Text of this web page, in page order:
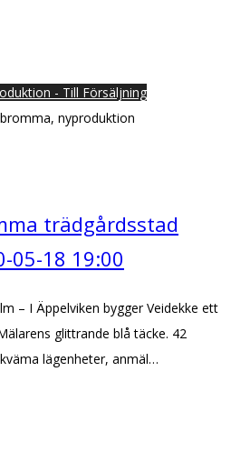
- Till Försäljning
trädgårdsstad
05-18 19:00
– I Äppelviken bygger Veidekke ett
glittrande blå täcke. 42
lägenheter, anmäl…